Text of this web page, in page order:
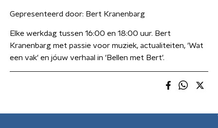
Gepresenteerd door: Bert Kranenbarg
Elke werkdag tussen 16:00 en 18:00 uur. Bert
Kranenbarg met passie voor muziek, actualiteiten, 'Wat
een vak' en jóuw verhaal in 'Bellen met Bert'.